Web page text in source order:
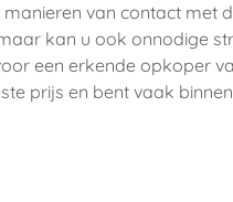
van contact met
kan u ook onnodige
een erkende opkoper
prijs en bent vaak